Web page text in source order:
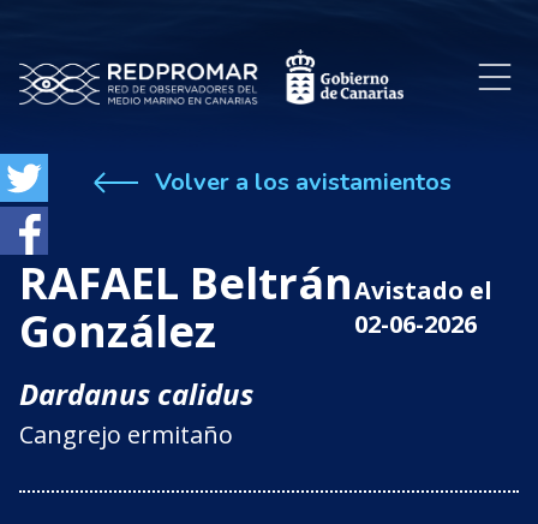
Volver a los avistamientos
RAFAEL Beltrán
González
Avistado el
02-06-2026
Dardanus calidus
Cangrejo ermitaño